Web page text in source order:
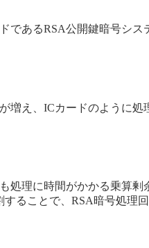
であるRSA公開鍵暗号シ
増え、ICカードのように
処理に時間がかかる乗算剰
ることで、RSA暗号処理